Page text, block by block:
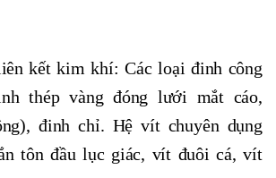
kết kim khí: Các loại đinh công
thép vàng đóng lưới mắt cáo,
đinh chỉ. Hệ vít chuyên dụng
tôn đầu lục giác, vít đuôi cá, vít